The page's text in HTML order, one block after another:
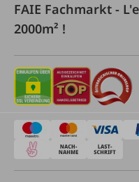
FAIE Fachmarkt -
2000m² !